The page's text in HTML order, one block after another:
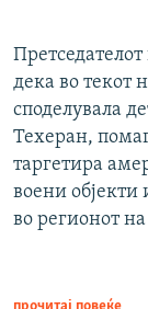
дека во текот
споделувала
Техеран,
таргетира
воени
во регионот